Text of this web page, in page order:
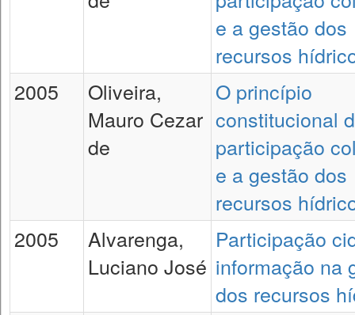
e a gestão dos
recursos
2005
Oliveira,
Mauro Cezar
de
O princípio
constitucional
participação
e a gestão dos
recursos
2005
Alvarenga,
Luciano José
Participação
informação na
dos recursos